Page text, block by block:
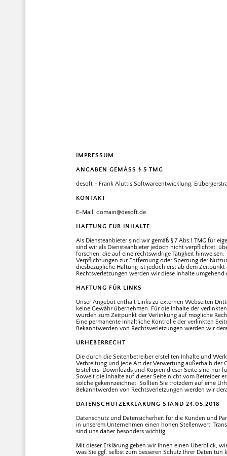
IMPRESSUM
ANGABEN GEMÄSS § 5 TMG
desoft - Frank Aluttis Softwareentwicklung,
KONTAKT
E-Mail: domain@desoft.de
HAFTUNG FÜR INHALTE
Als Diensteanbieter sind wir gemäß § 7 Abs.1 TMG für
sind wir als Diensteanbieter jedoch nicht verpflichtet,
forschen, die auf eine rechtswidrige Tätigkeit hinweisen.
Verpflichtungen zur Entfernung oder Sperrung der
diesbezügliche Haftung ist jedoch erst ab dem
Rechtsverletzungen werden wir diese Inhalte umgehend
HAFTUNG FÜR LINKS
Unser Angebot enthält Links zu externen Webseiten
keine Gewähr übernehmen. Für die Inhalte der
wurden zum Zeitpunkt der Verlinkung auf mögliche
Eine permanente inhaltliche Kontrolle der verlinkten
Bekanntwerden von Rechtsverletzungen werden wir
URHEBERRECHT
Die durch die Seitenbetreiber erstellten Inhalte und
Verbreitung und jede Art der Verwertung außerhalb der
Erstellers. Downloads und Kopien dieser Seite sind nur
Soweit die Inhalte auf dieser Seite nicht vom Betreiber
solche gekennzeichnet. Sollten Sie trotzdem auf eine
Bekanntwerden von Rechtsverletzungen werden wir
DATENSCHUTZERKLÄRUNG STAND 24.05.2018
Datenschutz und Datensicherheit für die Kunden und
in unserem Unternehmen einen hohen Stellenwert.
sind uns daher besonders wichtig.
Mit dieser Erklärung geben wir Ihnen einen Überblick,
was Sie ggf. selbst zum besseren Schutz Ihrer Daten tun